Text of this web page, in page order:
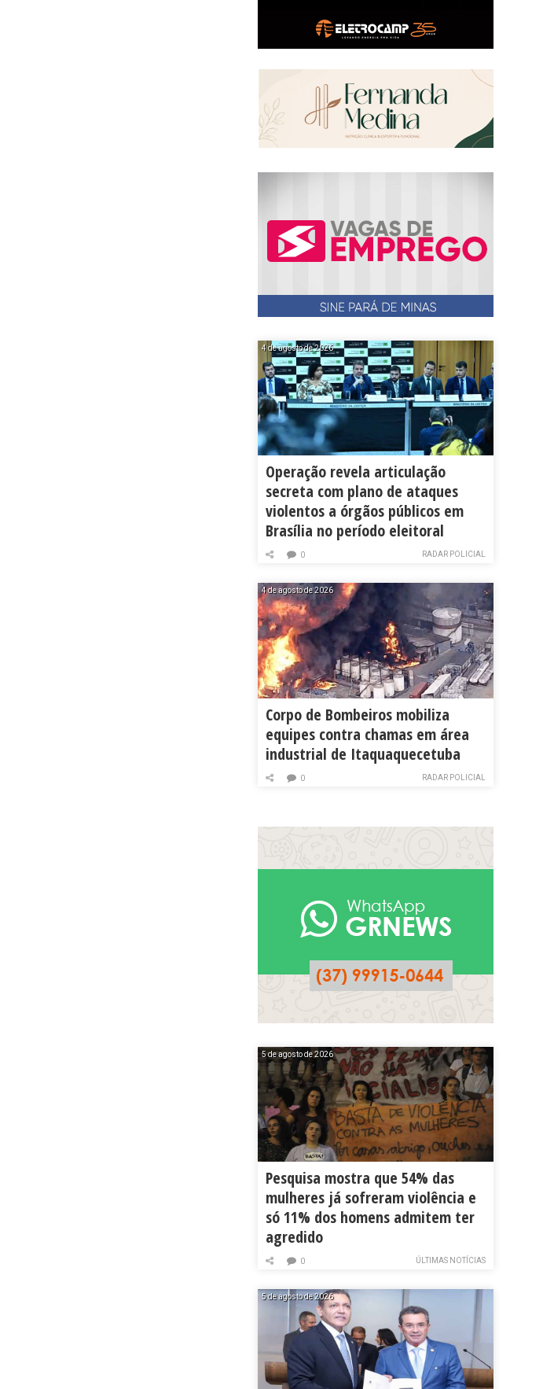
4 de agosto de 2026
Operação revela articulação
secreta com plano de ataques
violentos a órgãos públicos em
Brasília no período eleitoral
RADAR POLICIAL
0
4 de agosto de 2026
Corpo de Bombeiros mobiliza
equipes contra chamas em área
industrial de Itaquaquecetuba
RADAR POLICIAL
0
5 de agosto de 2026
Pesquisa mostra que 54% das
mulheres já sofreram violência e
só 11% dos homens admitem ter
agredido
ÚLTIMAS NOTÍCIAS
0
5 de agosto de 2026